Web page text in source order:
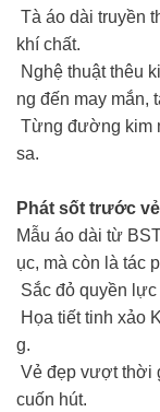
Tà áo dài truyền
khí chất.
Nghệ thuật thêu
ng đến may mắn,
Từng đường kim
sa.
Phát sốt trước
Mẫu áo dài từ
ục, mà còn là tác
Sắc đỏ quyền
Họa tiết tinh xảo
g.
Vẻ đẹp vượt thời
cuốn hút.